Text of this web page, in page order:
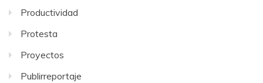
Productividad
Protesta
Proyectos
Publirreportaje